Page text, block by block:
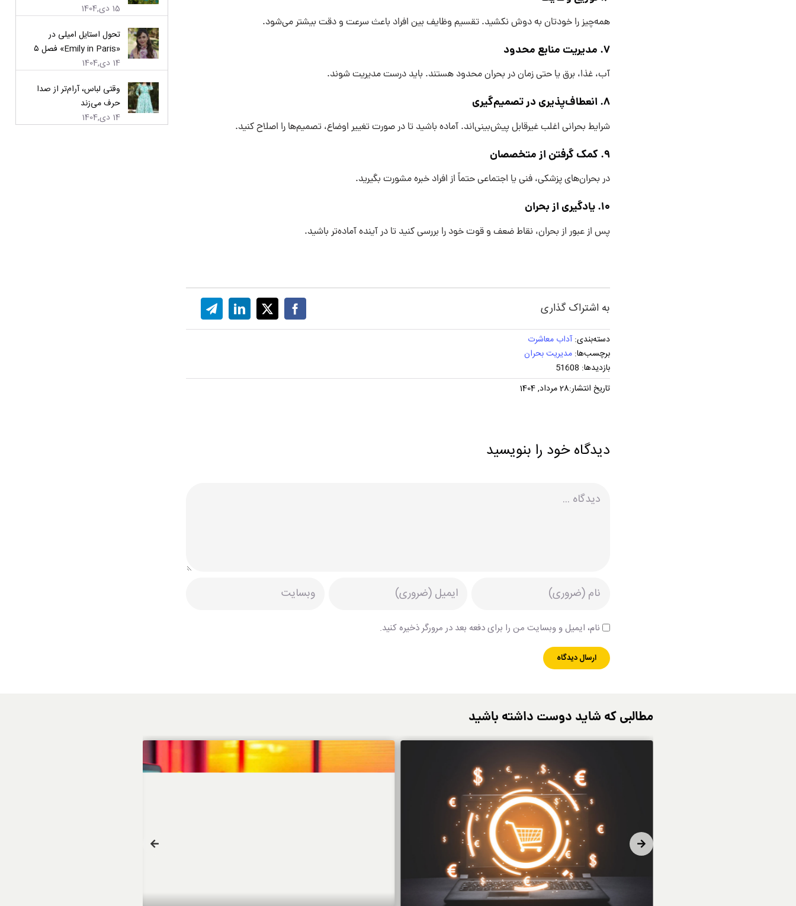
همه‌چیز را خودتان به دوش نکشید. تقسیم وظایف بین افراد باعث سرعت و دقت بیشتر می‌شود.
7. مدیریت منابع محدود
آب، غذا، برق یا حتی زمان در بحران محدود هستند. باید درست مدیریت شوند.
8. انعطاف‌پذیری در تصمیم‌گیری
شرایط بحرانی اغلب غیرقابل پیش‌بینی‌اند. آماده باشید تا در صورت تغییر اوضاع، تصمیم‌ها را اصلاح کنید.
9. کمک گرفتن از متخصصان
در بحران‌های پزشکی، فنی یا اجتماعی حتماً از افراد خبره مشورت بگیرید.
10. یادگیری از بحران
پس از عبور از بحران، نقاط ضعف و قوت خود را بررسی کنید تا در آینده آماده‌تر باشید.
به اشتراک گذاری
دسته‌بندی:آداب معاشرت
برچسب‌ها:مدیریت بحران
بازدیدها: 51608
تاریخ انتشار:28 مرداد, 1404
دیدگاه خود را بنویسید
نام، ایمیل و وبسایت من را برای دفعه بعد در مرورگر ذخیره کنید.
15 دی,1404
تحول استایل امیلی در
«Emily in Paris» فصل ۵
14 دی,1404
وقتی لباس، آرام‌تر از صدا
حرف می‌زند
14 دی,1404
مطالبی که شاید دوست داشته باشید